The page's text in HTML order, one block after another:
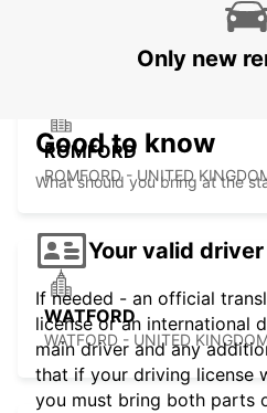
NORTHAMPTON - UNITED
ROMFORD
ROMFORD - UNITED
WATFORD
WATFORD - UNITED
Only new
Good to know
What should you bring at the
Your valid
If needed - an official
license or an international
main driver and any
that if your driving license
you must bring both parts